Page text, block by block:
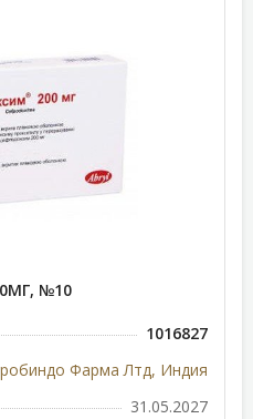
№10
1016827
Фарма Лтд, Индия
31.05.2027